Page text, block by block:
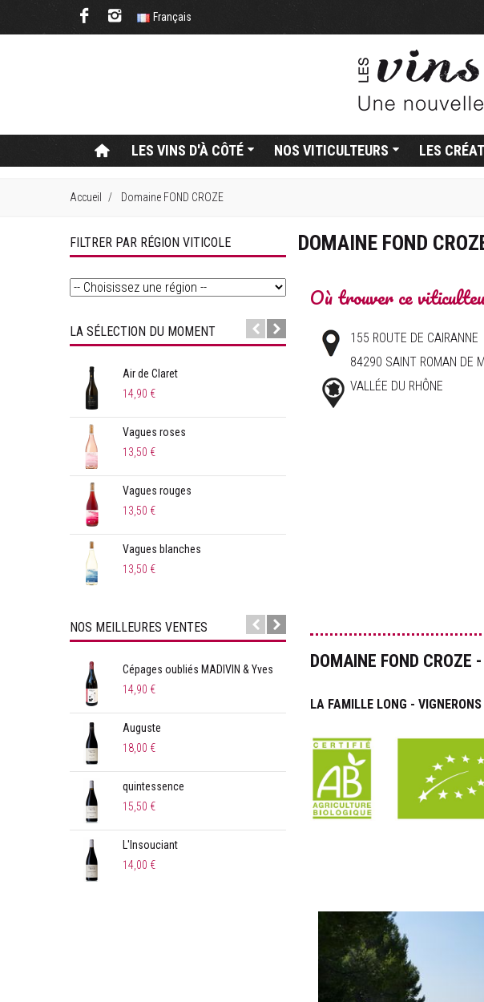
Français
LES VINS D'À CÔTÉ NOS VITICULTEURS LES
Accueil Domaine FOND CROZE
FILTRER PAR RÉGION VITICOLE
LA SÉLECTION DU MOMENT
Air de Claret
14,90 €
Vagues roses
13,50 €
Vagues rouges
13,50 €
Vagues blanches
13,50 €
14,90 €
NOS MEILLEURES VENTES
Cépages oubliés MADIVIN & Yves
14,90 €
Auguste
18,00 €
quintessence
15,50 €
L'Insouciant
14,00 €
Sur le fil
13,80 €
Guru
13,00 €
DOMAINE FOND
Où trouver ce
155 ROUTE DE CAIRANNE
84290 SAINT ROMAN DE
VALLÉE DU RHÔNE
DOMAINE FOND CROZE
LA FAMILLE LONG -